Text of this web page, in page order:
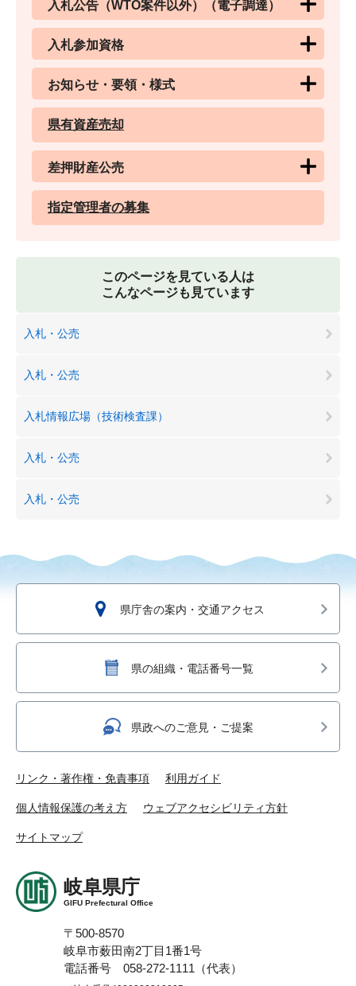
入札公告（WTO案件以外）（電子調達）
入札参加資格
お知らせ・要領・様式
県有資産売却
差押財産公売
指定管理者の募集
このページを見ている人は
こんなページも見ています
入札・公売
入札・公売
入札情報広場（技術検査課）
入札・公売
入札・公売
県庁舎の案内・交通アクセス
県の組織・電話番号一覧
県政へのご意見・ご提案
リンク・著作権・免責事項 利用ガイド
個人情報保護の考え方 ウェブアクセシビリティ方針
サイトマップ
岐阜県庁
GIFU Prefectural Office
〒500-8570
岐阜市薮田南2丁目1番1号
電話番号 058-272-1111（代表）